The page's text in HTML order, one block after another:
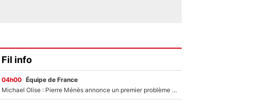
Fil info
04h00 Équipe de France
Michael Olise : Pierre Ménès annonce un premier problème pour Zinedine Zidane en équipe de France